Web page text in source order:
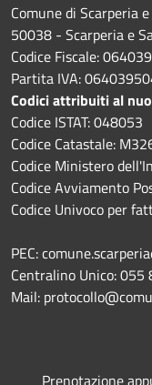
Comune di Scarperia
50038 - Scarperia e
Codice Fiscale:
Partita IVA:
Codici attribuiti al
Codice ISTAT: 048053
Codice Catastale:
Codice Ministero
Codice Avviamento
Codice Univoco per
PEC:
Centralino Unico: 055
Mail:
Prenotazione